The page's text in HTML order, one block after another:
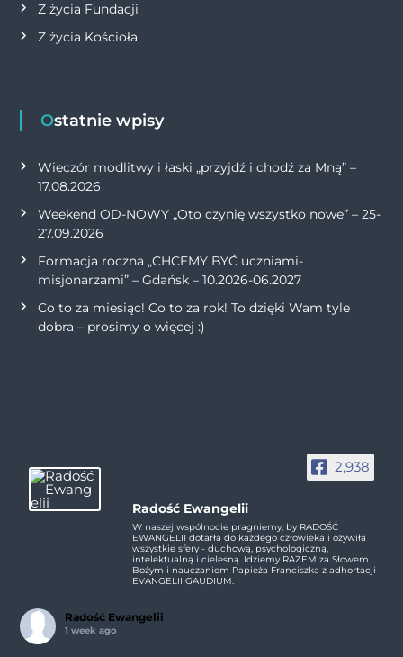
Z życia Fundacji
Z życia Kościoła
Ostatnie wpisy
Wieczór modlitwy i łaski „przyjdź i chodź za Mną” –
17.08.2026
Weekend OD-NOWY „Oto czynię wszystko nowe” – 25-
27.09.2026
Formacja roczna „CHCEMY BYĆ uczniami-
misjonarzami” – Gdańsk – 10.2026-06.2027
Co to za miesiąc! Co to za rok! To dzięki Wam tyle
dobra – prosimy o więcej :)
2,938
Radość Ewangelii
W naszej wspólnocie pragniemy, by RADOŚĆ
EWANGELII dotarła do każdego człowieka i ożywiła
wszystkie sfery - duchową, psychologiczną,
intelektualną i cielesną. Idziemy RAZEM za Słowem
Bożym i nauczaniem Papieża Franciszka z adhortacji
EVANGELII GAUDIUM.
Radość Ewangelii
1 week ago